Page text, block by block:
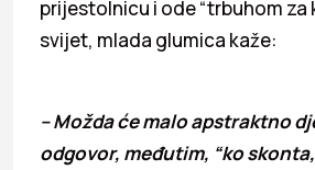
prijestolnicu i ode “trbuhom za
svijet, mlada glumica kaže:
– Možda će malo apstraktno
odgovor, međutim, “ko